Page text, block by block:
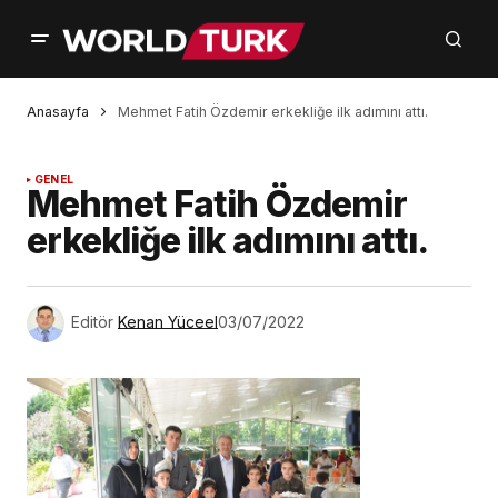
Anasayfa Mehmet Fatih Özdemir erkekliğe ilk adımını attı.
GENEL
Mehmet Fatih Özdemir
erkekliğe ilk adımını attı.
Editör Kenan Yüceel03/07/2022